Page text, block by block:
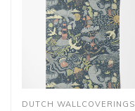
DUTCH WALLCOVERINGS